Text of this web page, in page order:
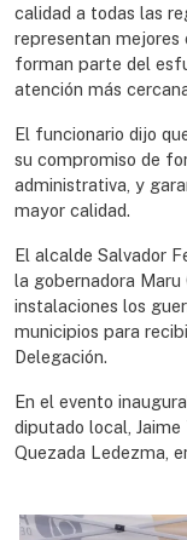
calidad a todas las
representan mejores
forman parte del
atención más
El funcionario dijo
su compromiso de
administrativa, y
mayor calidad.
El alcalde Salvador
la gobernadora Maru
instalaciones los
municipios para
Delegación.
En el evento
diputado local,
Quezada Ledezma,